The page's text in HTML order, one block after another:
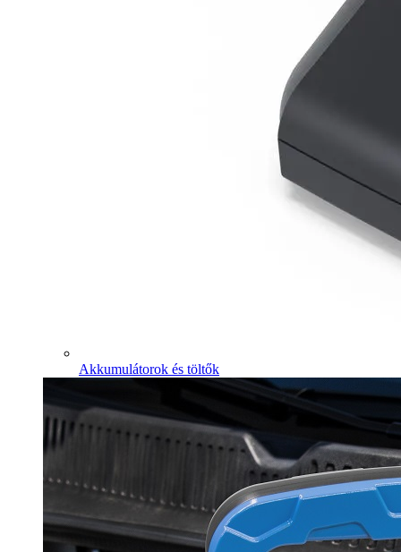
Akkumulátorok és töltők